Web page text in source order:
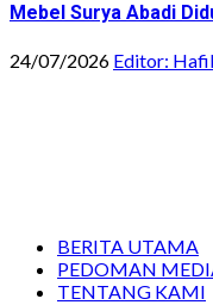
Mebel Surya Abadi
24/07/2026 Editor:
BERITA UTAMA
PEDOMAN
TENTANG KAMI